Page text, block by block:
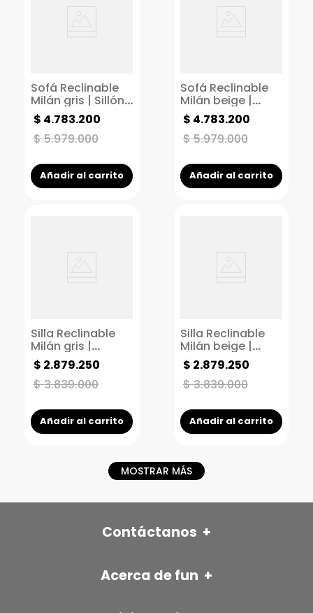
Sofá Reclinable
Milán gris | Sillón
Reclinable 2
puestos |
Reclinable
$5.979.000
$ 4.783.200
Añadir al carrito
Sofá Reclinable
Milán beige |
Sillón Reclinable 2
puestos |
Reclinable
$5.979.000
$ 4.783.200
Añadir al carrito
Silla Reclinable
Milán gris |
Reclinable 1
puesto | Poltrona
manual
$3.839.000
$ 2.879.250
Añadir al carrito
Silla Reclinable
Milán beige |
Reclinable 1
puesto | Poltrona
manual
$3.839.000
$ 2.879.250
Añadir al carrito
MOSTRAR MÁS
Contáctanos +
Autopista sur con Av Pilsen
Acerca de fun +